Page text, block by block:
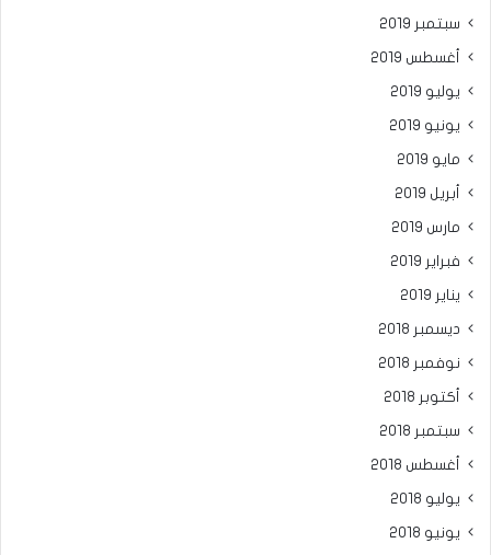
سبتمبر 2019
أغسطس 2019
يوليو 2019
يونيو 2019
مايو 2019
أبريل 2019
مارس 2019
فبراير 2019
يناير 2019
ديسمبر 2018
نوفمبر 2018
أكتوبر 2018
سبتمبر 2018
أغسطس 2018
يوليو 2018
يونيو 2018